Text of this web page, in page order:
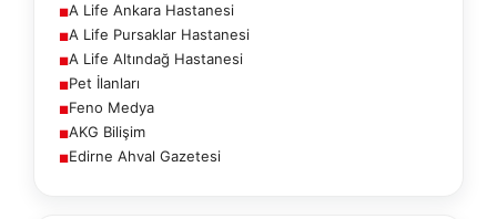
■A Life Ankara Hastanesi
■A Life Pursaklar Hastanesi
■A Life Altındağ Hastanesi
■Pet İlanları
■Feno Medya
■AKG Bilişim
■Edirne Ahval Gazetesi